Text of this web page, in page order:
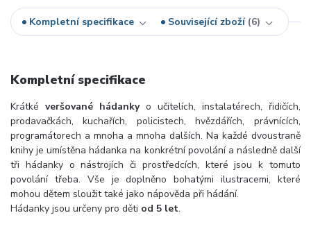
Kompletní specifikace Související zboží 6
Kompletní specifikace
Krátké veršované hádanky o učitelích, instalatérech, řidičích,
prodavačkách, kuchařích, policistech, hvězdářích, právnících,
programátorech a mnoha a mnoha dalších. Na každé dvoustraně
knihy je umístěna hádanka na konkrétní povolání a následně další
tři hádanky o nástrojích či prostředcích, které jsou k tomuto
povolání třeba. Vše je doplněno bohatými ilustracemi, které
mohou dětem sloužit také jako nápověda při hádání.
Hádanky jsou určeny pro děti od 5 let.